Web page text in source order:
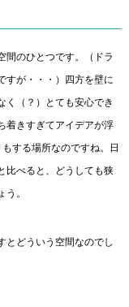
間のひとつです。（ドラ
すが・・・）四方を壁に
く（？）とても安心でき
着きすぎてアイデアが浮
する場所なのですね。日
比べると、どうしても狭
。
とどういう空間なのでし